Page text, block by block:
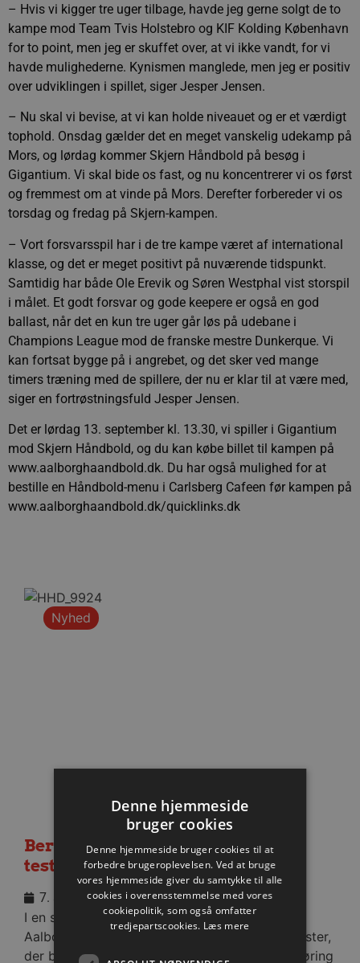
– Hvis vi kigger tre uger tilbage, havde jeg gerne solgt de to
kampe mod Team Tvis Holstebro og KIF Kolding København
for to point, men jeg er skuffet over, at vi ikke vandt, for vi
havde mulighederne. Kynismen manglede, men jeg er positiv
over udviklingen i spillet, siger Jesper Jensen.
– Nu skal vi bevise, at vi kan holde niveauet og er et værdigt
tophold. Onsdag gælder det en meget vanskelig udekamp på
Mors, og lørdag kommer Skjern Håndbold på besøg i
Gigantium. Vi skal bide os fast, og nu koncentrerer vi os først
og fremmest om at vinde på Mors. Derefter forbereder vi os
torsdag og fredag på Skjern-kampen.
– Vort forsvarsspil har i de tre kampe været af international
klasse, og det er meget positivt på nuværende tidspunkt.
Samtidig har både Ole Erevik og Søren Westphal vist storspil
i målet. Et godt forsvar og gode keepere er også en god
ballast, når det en kun tre uger går løs på udebane i
Champions League mod de franske mestre Dunkerque. Vi
kan fortsat bygge på i angrebet, og det sker ved mange
timers træning med de spillere, der nu er klar til at være med,
siger en fortrøstningsfuld Jesper Jensen.
Det er lørdag 13. september kl. 13.30, vi spiller i Gigantium
mod Skjern Håndbold, og du kan købe billet til kampen på
www.aalborghaandbold.dk. Du har også mulighed for at
bestille en Håndbold-menu i Carlsberg Cafeen før kampen på
www.aalborghaandbold.dk/quicklinks.dk
Nyhed
Berlin besejret i medrivende
testkamp
7. august 2026
I en stopfyldt Sparekassen Danmark Arena fik
Aalborg Håndbold skovlen under de tyske gæster,
der blev slået med cifrene 30-28 efter pauseføring
Denne hjemmeside
bruger cookies
Denne hjemmeside bruger cookies til at
forbedre brugeroplevelsen. Ved at bruge
vores hjemmeside giver du samtykke til alle
cookies i overensstemmelse med vores
cookiepolitik, som også omfatter
tredjepartscookies. Læs mere